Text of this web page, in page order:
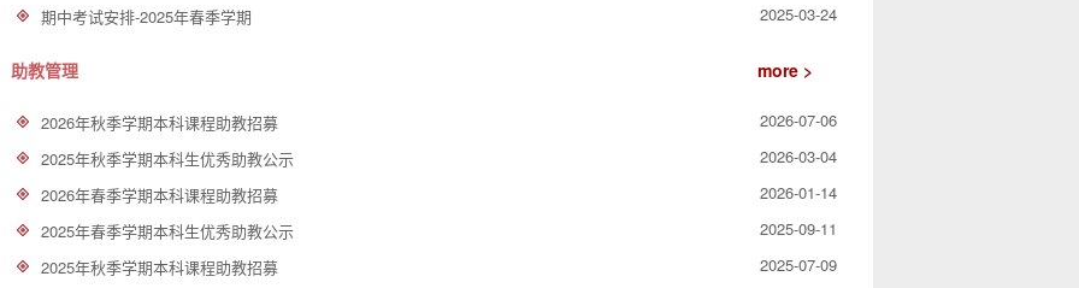
期中考试安排-2025年春季学期
2025-03-24
助教管理 more >
2026年秋季学期本科课程助教招募
2026-07-06
2025年秋季学期本科生优秀助教公示
2026-03-04
2026年春季学期本科课程助教招募
2026-01-14
2025年春季学期本科生优秀助教公示
2025-09-11
2025年秋季学期本科课程助教招募
2025-07-09